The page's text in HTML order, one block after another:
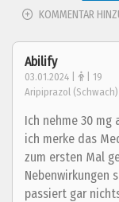
KOMMENTAR
Abilify
03.01.2024 | | 19
Aripiprazol
Ich nehme 30
ich merke das
zum ersten Mal
Nebenwirkungen
passiert gar